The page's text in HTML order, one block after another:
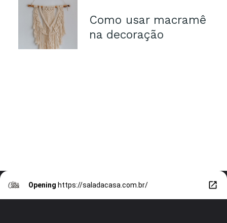
Como usar macramê
na decoração
Opening https://saladacasa.com.br/